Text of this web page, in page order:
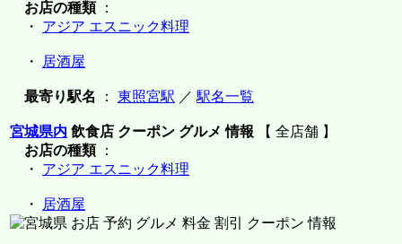
お店の種類：
・ アジア エスニック料理
・ 居酒屋
最寄り駅名 ： 東照宮駅 ／ 駅名一覧
宮城県内 飲食店 クーポン グルメ 情報 【 全店舗 】
お店の種類：
・ アジア エスニック料理
・ 居酒屋